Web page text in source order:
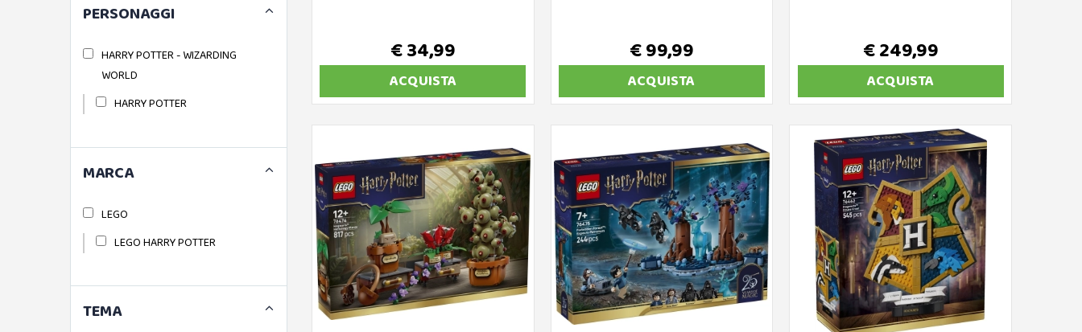
€ 34,99
ACQUISTA
€ 99,99
ACQUISTA
€ 249,99
ACQUISTA
PERSONAGGI
HARRY POTTER - WIZARDING
WORLD
HARRY POTTER
MARCA
LEGO
LEGO HARRY POTTER
TEMA